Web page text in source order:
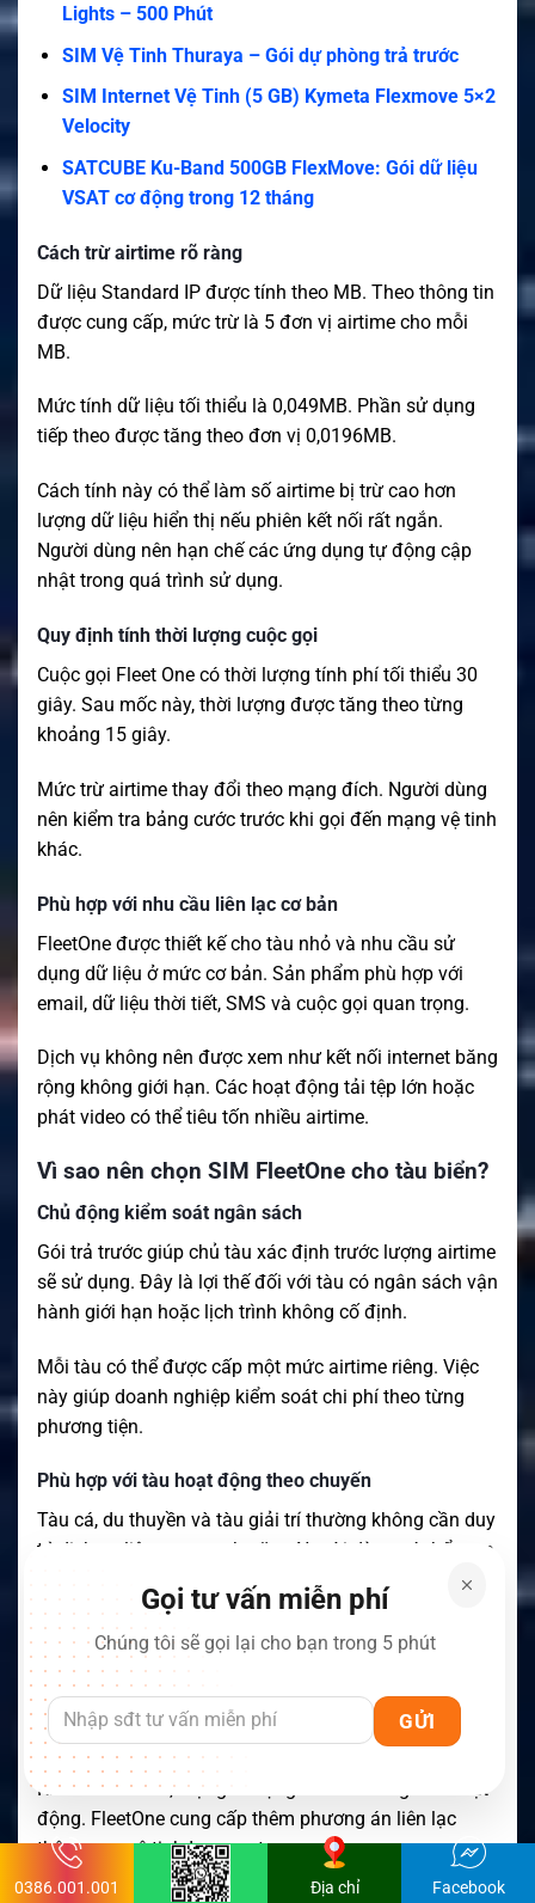
Lights – 500 Phút
SIM Vệ Tinh Thuraya – Gói dự phòng trả trước
SIM Internet Vệ Tinh (5 GB) Kymeta Flexmove 5×2
Velocity
SATCUBE Ku-Band 500GB FlexMove: Gói dữ liệu
VSAT cơ động trong 12 tháng
Cách trừ airtime rõ ràng
Dữ liệu Standard IP được tính theo MB. Theo thông tin
được cung cấp, mức trừ là 5 đơn vị airtime cho mỗi
MB.
Mức tính dữ liệu tối thiểu là 0,049MB. Phần sử dụng
tiếp theo được tăng theo đơn vị 0,0196MB.
Cách tính này có thể làm số airtime bị trừ cao hơn
lượng dữ liệu hiển thị nếu phiên kết nối rất ngắn.
Người dùng nên hạn chế các ứng dụng tự động cập
nhật trong quá trình sử dụng.
Quy định tính thời lượng cuộc gọi
Cuộc gọi Fleet One có thời lượng tính phí tối thiểu 30
giây. Sau mốc này, thời lượng được tăng theo từng
khoảng 15 giây.
Mức trừ airtime thay đổi theo mạng đích. Người dùng
nên kiểm tra bảng cước trước khi gọi đến mạng vệ tinh
khác.
Phù hợp với nhu cầu liên lạc cơ bản
FleetOne được thiết kế cho tàu nhỏ và nhu cầu sử
dụng dữ liệu ở mức cơ bản. Sản phẩm phù hợp với
email, dữ liệu thời tiết, SMS và cuộc gọi quan trọng.
Dịch vụ không nên được xem như kết nối internet băng
rộng không giới hạn. Các hoạt động tải tệp lớn hoặc
phát video có thể tiêu tốn nhiều airtime.
Vì sao nên chọn SIM FleetOne cho tàu biển?
Chủ động kiểm soát ngân sách
Gói trả trước giúp chủ tàu xác định trước lượng airtime
sẽ sử dụng. Đây là lợi thế đối với tàu có ngân sách vận
hành giới hạn hoặc lịch trình không cố định.
Mỗi tàu có thể được cấp một mức airtime riêng. Việc
này giúp doanh nghiệp kiểm soát chi phí theo từng
phương tiện.
Phù hợp với tàu hoạt động theo chuyến
Tàu cá, du thuyền và tàu giải trí thường không cần duy
trì dịch vụ liên tục quanh năm. Người dùng có thể mua
voucher trước hành trình và sử dụng theo nhu cầu.
Trước mỗi chuyến đi, cần kiểm tra số dư và thời hạn
của voucher. Việc này giúp giảm nguy cơ dịch vụ hết
airtime trong quá trình tàu hoạt động.
Bổ sung kết nối ngoài vùng phủ sóng di động
Khi tàu ra xa bờ, mạng di động có thể không còn hoạt
động. FleetOne cung cấp thêm phương án liên lạc
thông qua vệ tinh Inmarsat.
Gọi tư vấn miễn phí
Chúng tôi sẽ gọi lại cho bạn trong 5 phút
0386.001.001 Địa chỉ Facebook